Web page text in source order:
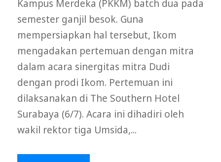
Kampus Merdeka (PKKM) batch dua pada
semester ganjil besok. Guna
mempersiapkan hal tersebut, Ikom
mengadakan pertemuan dengan mitra
dalam acara sinergitas mitra Dudi
dengan prodi Ikom. Pertemuan ini
dilaksanakan di The Southern Hotel
Surabaya (6/7). Acara ini dihadiri oleh
wakil rektor tiga Umsida,...